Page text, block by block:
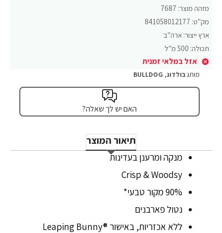
מזהה מוצר: 7687
מק"ט: 841058012177
ארץ ייצור: ארה"ב
תכולה: 500 מ"ל
אזל במלאי זמנית
מותגבולדוג,
BULLDOG
האם יש לך שאלה?
תיאור המוצר
מנקה ומרענן בעדינות
Crisp & Woodsy
90% מקור טבעי*
נטול פארבנים
ללא אכזריות, באישור Leaping Bunny®‎